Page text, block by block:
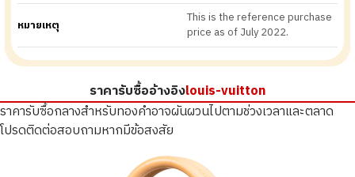
หมายเหตุ
This is the reference purchase
price as of July 2022.
ราคารับซื้ออ้างอิงlouis-vuitton
ราคารับซื้อกลางสำหรับทองคำอาจผันผวนไปตามช่วงเวลาและตลาด
โปรดติดต่อสอบถามหากมีข้อสงสัย